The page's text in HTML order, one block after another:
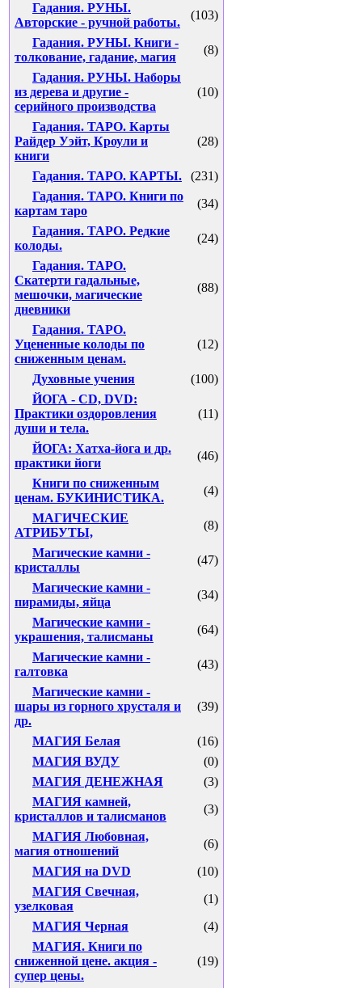
Гадания. РУНЫ.
Авторские - ручной работы.
(103)
Гадания. РУНЫ. Книги -
толкование, гадание, магия
(8)
Гадания. РУНЫ. Наборы
из дерева и другие -
серийного производства
(10)
Гадания. ТАРО. Карты
Райдер Уэйт, Кроули и
книги
(28)
Гадания. ТАРО. КАРТЫ.
(231)
Гадания. ТАРО. Книги по
картам таро
(34)
Гадания. ТАРО. Редкие
колоды.
(24)
Гадания. ТАРО.
Скатерти гадальные,
мешочки, магические
дневники
(88)
Гадания. ТАРО.
Уцененные колоды по
сниженным ценам.
(12)
Духовные учения
(100)
ЙОГА - CD, DVD:
Практики оздоровления
души и тела.
(11)
ЙОГА: Хатха-йога и др.
практики йоги
(46)
Книги по сниженным
ценам. БУКИНИСТИКА.
(4)
МАГИЧЕСКИЕ
АТРИБУТЫ,
(8)
Магические камни -
кристаллы
(47)
Магические камни -
пирамиды, яйца
(34)
Магические камни -
украшения, талисманы
(64)
Магические камни -
галтовка
(43)
Магические камни -
шары из горного хрусталя и
др.
(39)
МАГИЯ Белая
(16)
МАГИЯ ВУДУ
(0)
МАГИЯ ДЕНЕЖНАЯ
(3)
МАГИЯ камней,
кристаллов и талисманов
(3)
МАГИЯ Любовная,
магия отношений
(6)
МАГИЯ на DVD
(10)
МАГИЯ Свечная,
узелковая
(1)
МАГИЯ Черная
(4)
МАГИЯ. Книги по
сниженной цене. акция -
супер цены.
(19)